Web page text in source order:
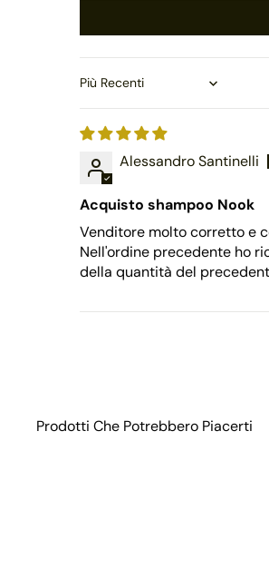
Sort by
Alessandro Santinelli
Acquisto shampoo Nook
Venditore molto corretto e
Nell'ordine precedente ho
della quantità del
Prodotti Che Potrebbero Piacerti